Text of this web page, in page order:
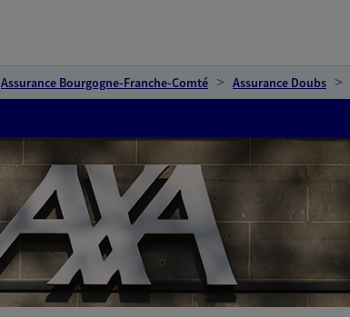
Assurance Bourgogne-Franche-Comté Assurance Doubs